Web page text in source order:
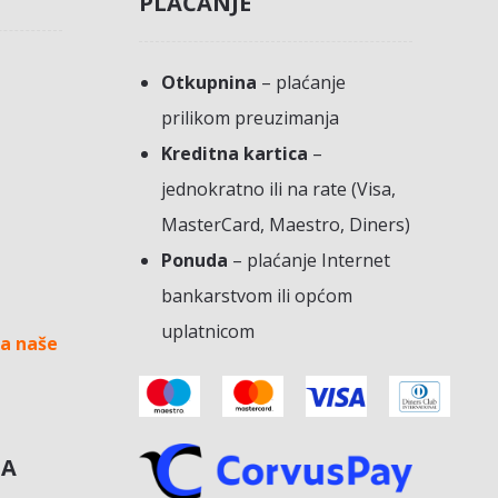
naše
Otkupnina – plaćanje
prilikom preuzimanja
Kreditna kartica –
jednokratno ili na rate (Visa,
MasterCard, Maestro, Diners)
Ponuda – plaćanje Internet
bankarstvom ili općom
uplatnicom